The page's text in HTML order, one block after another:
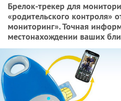
Брелок-трекер для
«родительского контроля»
мониторинг». Точная
местонахождении ваших